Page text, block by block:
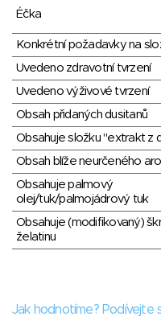
Éčka
Konkrétní požadavky na
Uvedeno zdravotní tvrzení
Uvedeno výživové tvrzení
Obsah přidaných dusitanů
Obsahuje složku "extrakt z
Obsah blíže neurčeného
Obsahuje palmový
olej/tuk/palmojádrový tuk
Obsahuje (modifikovaný)
želatinu
Jak hodnotíme? Podívejte